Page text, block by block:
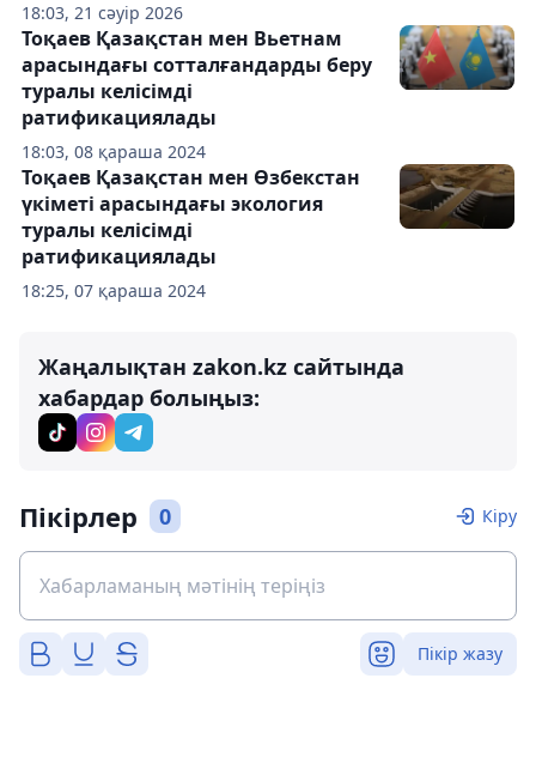
18:03, 21 сәуір 2026
18:03, 08 қараша 2024
Тоқаев Қазақстан мен Вьетнам
арасындағы сотталғандарды беру
туралы келісімді
ратификациялады
18:25, 07 қараша 2024
Тоқаев Қазақстан мен Өзбекстан
үкіметі арасындағы экология
туралы келісімді
ратификациялады
Жаңалықтан zakon.kz сайтында
хабардар болыңыз:
Пікірлер 0 Кіру
Пікір жазу